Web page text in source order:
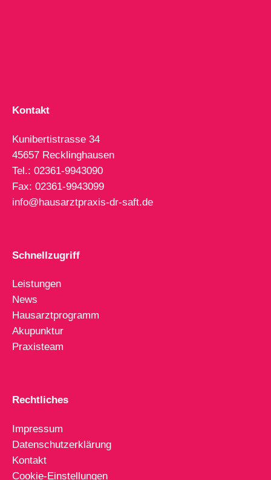
Kontakt
Kunibertistrasse 34
45657 Recklinghausen
Tel.: 02361-9943090
Fax: 02361-9943099
info@hausarztpraxis-dr-saft.de
Schnellzugriff
Leistungen
News
Hausarztprogramm
Akupunktur
Praxisteam
Rechtliches
Impressum
Datenschutzerklärung
Kontakt
Cookie-Einstellungen